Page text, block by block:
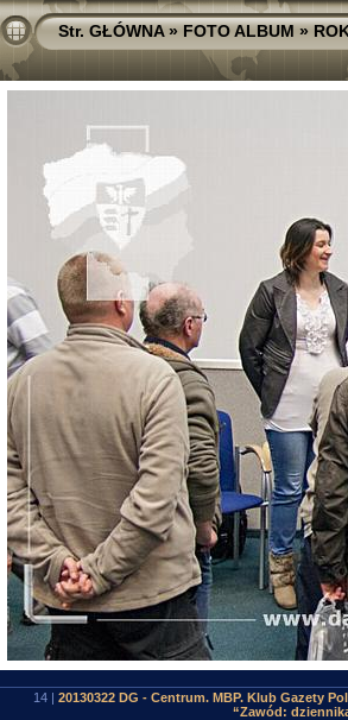
Str. GŁÓWNA»FOTO ALBUM»
14 | 20130322 DG - Centrum. MBP. Klub Gazety
“Zawód: